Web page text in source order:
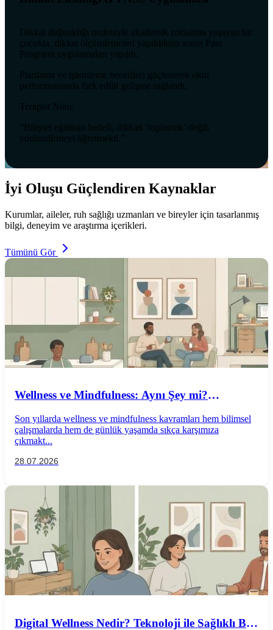
Dikkat dağınıklığı nedeniyle akademik zorlanma yaşayan bir
çocukla, dikkat ölçümlemeleri yapıldıktan sonra Pass
Programı uygulamaları yapıldı.
Planlama ve işlemleme becerileri güçlenerek okul
performansında fark edilir gelişme sağlandı.
Terapist Notu:
“Bilişsel eğitimin hedefi, dikkati ‘toplamak’ değil,
yönlendirmeyi öğretmekti.”
İyi Oluşu Güçlendiren Kaynaklar
Kurumlar, aileler, ruh sağlığı uzmanları ve bireyler için tasarlanmış
bilgi, deneyim ve araştırma içerikleri.
Tümünü Gör
Wellness ve Mindfulness: Aynı Şey mi?
Son yıllarda wellness ve mindfulness kavramları hem bilimsel
çalışmalarda hem de günlük yaşamda sıkça karşımıza
çıkmakt...
28.07.2026
Digital Wellness Nedir? Teknoloji ile Sağlıklı Bir